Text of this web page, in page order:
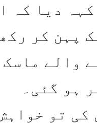
دیا کہ
پہن کر
والے
ہو گئی۔
کی تو